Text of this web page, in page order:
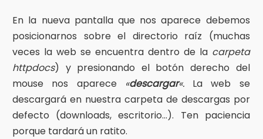
En la nueva pantalla que nos aparece debemos
posicionarnos sobre el directorio raíz (muchas
veces la web se encuentra dentro de lacarpeta
httpdocs) y presionando el botón derecho del
mouse nos aparece «descargar«. La web se
descargará en nuestra carpeta de descargas por
defecto (downloads, escritorio…). Ten paciencia
porque tardará un ratito.